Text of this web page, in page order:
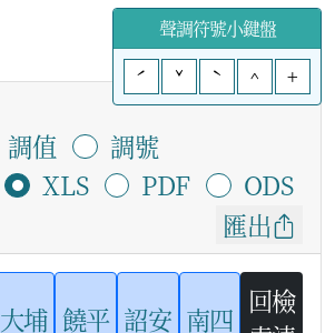
聲調符號小鍵盤
ˊ
ˇ ˋ ^ +
調值
調號
XLS
PDF
ODS
匯出
大埔 饒平 詔安 南四
回檢